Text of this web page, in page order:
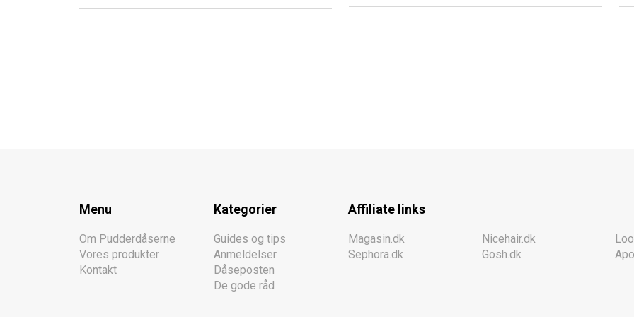
Menu
Om Pudderdåserne
Vores produkter
Kontakt
Kategorier
Guides og tips
Anmeldelser
Dåseposten
De gode råd
Affiliate links
Magasin.dk
Sephora.dk
Nicehair.dk
Gosh.dk